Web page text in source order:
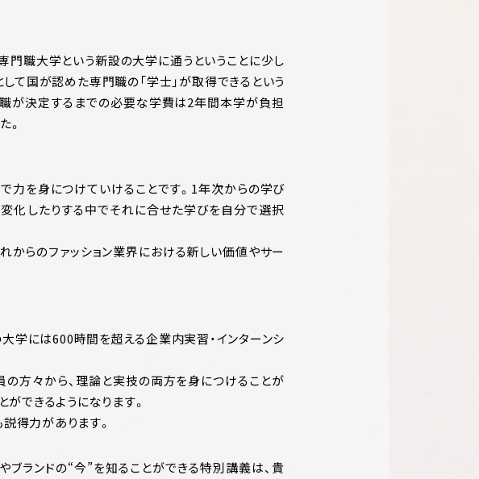
門職大学という新設の大学に通うということに少し
て国が認めた専門職の「学士」が取得できるという
職が決定するまでの必要な学費は2年間本学が負担
。
力を身につけていけることです。1年次からの学び
化したりする中でそれに合せた学びを自分で選択
からのファッション業界における新しい価値やサー
学には600時間を超える企業内実習・インターンシ
方々から、理論と実技の両方を身につけることが
できるようになります。
得力があります。
ブランドの“今”を知ることができる特別講義は、貴